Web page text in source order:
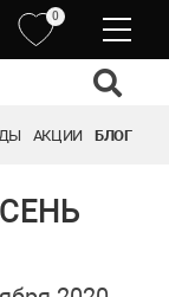
0
АКЦИИ БЛОГ